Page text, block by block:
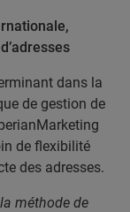
dans la
de gestion de
de flexibilité
des adresses.
méthode de